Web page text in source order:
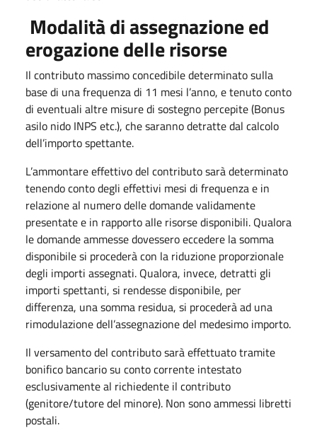
Modalità di assegnazione ed
erogazione delle risorse
Il contributo massimo concedibile determinato sulla
base di una frequenza di 11 mesi l’anno, e tenuto conto
di eventuali altre misure di sostegno percepite (Bonus
asilo nido INPS etc.), che saranno detratte dal calcolo
dell’importo spettante.
L’ammontare effettivo del contributo sarà determinato
tenendo conto degli effettivi mesi di frequenza e in
relazione al numero delle domande validamente
presentate e in rapporto alle risorse disponibili. Qualora
le domande ammesse dovessero eccedere la somma
disponibile si procederà con la riduzione proporzionale
degli importi assegnati. Qualora, invece, detratti gli
importi spettanti, si rendesse disponibile, per
differenza, una somma residua, si procederà ad una
rimodulazione dell’assegnazione del medesimo importo.
Il versamento del contributo sarà effettuato tramite
bonifico bancario su conto corrente intestato
esclusivamente al richiedente il contributo
(genitore/tutore del minore). Non sono ammessi libretti
postali.